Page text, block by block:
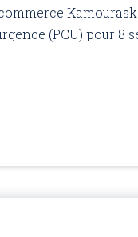
(PCU) pour 8